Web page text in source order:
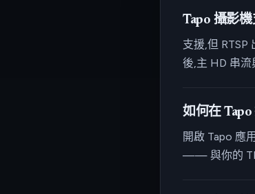
Tapo 攝影
支援,但 RTSP
後,主 HD 串流
如何在
開啟 Tapo 應
—— 與你的